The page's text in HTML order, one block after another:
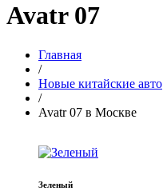
Avatr 07
Главная
/
Новые китайские авто
/
Avatr 07 в Москве
Зеленый